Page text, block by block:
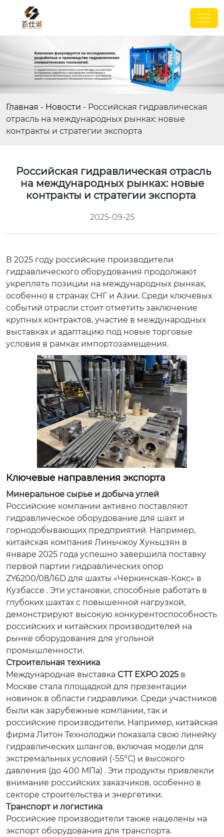
Главная - Новости - Российская гидравлическая
отрасль на международных рынках: новые
контракты и стратегии экспорта
Российская гидравлическая отрасль
на международных рынках: новые
контракты и стратегии экспорта
2025-09-25
В 2025 году российские производители
гидравлического оборудования продолжают
укреплять позиции на международных рынках,
особенно в странах СНГ и Азии. Среди ключевых
событий отрасли стоит отметить заключение
крупных контрактов, участие в международных
выставках и адаптацию под новые торговые
условия в рамках импортозамещения.
Ключевые направления экспорта
Минеральное сырье и добыча углей
Российские компании активно поставляют
гидравлическое оборудование для шахт и
горнодобывающих предприятий. Например,
китайская компания Линьчжоу Χуньцзян в
январе 2025 года успешно завершила поставку
первой партии гидравлических опор
ZY6200/08/16D для шахты «Черкинская-Кокс» в
Кузбассе . Эти установки, способные работать в
глубоких шахтах с повышенной нагрузкой,
демонстрируют высокую конкурентоспособность
российских и китайских производителей на
рынке оборудования для угольной
промышленности.
Строительная техника
Международная выставка CTT EXPO 2025 в
Москве стала площадкой для презентации
новинок в области гидравлики. Среди участников
были как зарубежные компании, так и
российские производители. Например, китайская
фирма Литон Технолоджи показала свою линейку
гидравлических шлангов, включая модели для
экстремальных условий (-55°С) и высокого
давления (до 400 МПа) . Эти продукты привлекли
внимание российских заказчиков, особенно в
секторе строительства и энергетики.
Транспорт и логистика
Российские производители также нацелены на
экспорт оборудования для транспорта.